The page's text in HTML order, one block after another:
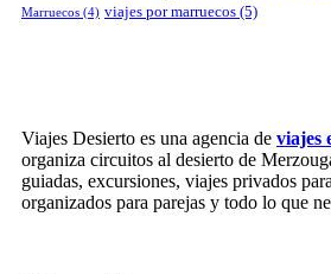
Marruecos (4) viajes por marruecos (5)
Viajes Desierto es una agencia de viajes
organiza circuitos al desierto de
guiadas, excursiones, viajes privados
organizados para parejas y todo lo que